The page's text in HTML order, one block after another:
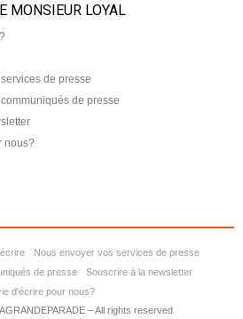
MONSIEUR LOYAL
de presse
de presse
nous?
Nous envoyer vos services de presse
de presse
Souscrire à la newsletter
d'écrire pour nous?
– All rights reserved